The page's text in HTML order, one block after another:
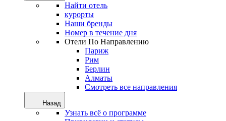
Найти отель
курорты
Наши бренды
Номер в течение дня
Отели По Направлению
Париж
Рим
Берлин
Алматы
Смотреть все направления
Назад
Узнать всё о программе